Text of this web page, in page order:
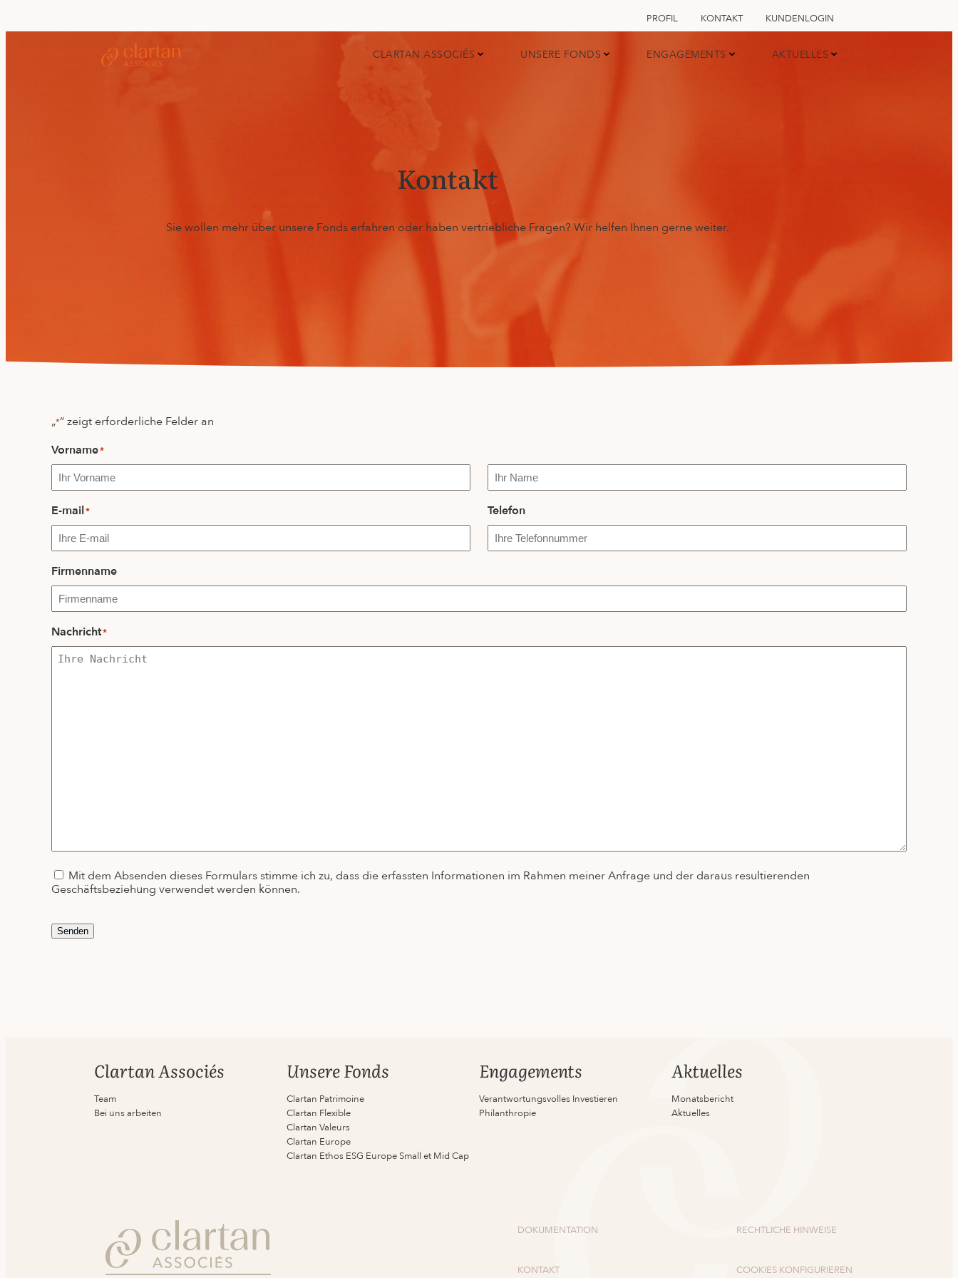
PROFIL KONTAKT KUNDENLOGIN
CLARTAN ASSOCIÉS UNSERE FONDS ENGAGEMENTS AKTUELLES
Kontakt
Sie wollen mehr über unsere Fonds erfahren oder haben vertriebliche Fragen? Wir helfen Ihnen gerne weiter.
„*“ zeigt erforderliche Felder an
Vorname*
E-mail* Telefon
Firmenname
Nachricht*
Politique
de
Mit dem Absenden dieses Formulars stimme ich zu, dass die erfassten Informationen im Rahmen meiner Anfrage und der daraus resultierenden
Geschäftsbeziehung verwendet werden können.
Senden
Clartan Associés
Team
Bei uns arbeiten
Unsere Fonds
Clartan Patrimoine
Clartan Flexible
Clartan Valeurs
Clartan Europe
Clartan Ethos ESG Europe Small et Mid Cap
Engagements
Verantwortungsvolles Investieren
Philanthropie
Aktuelles
Monatsbericht
Aktuelles
DOKUMENTATION RECHTLICHE HINWEISE
KONTAKT COOKIES KONFIGURIEREN